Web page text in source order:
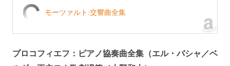
モーツァルト:交響曲全集
プロコフィエフ：ピアノ協奏曲全集（エル・バシャ／ベ